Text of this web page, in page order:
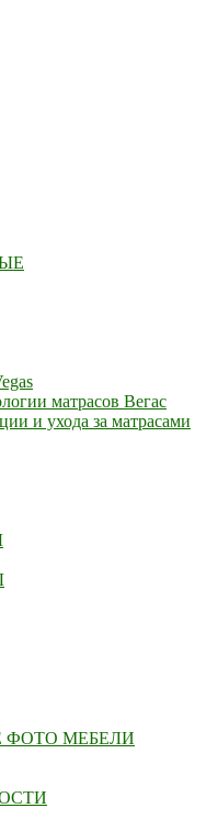
матрасов Вегас
и ухода за матрасами
ФОТО МЕБЕЛИ